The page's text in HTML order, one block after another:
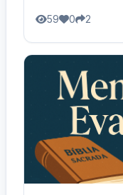
59 0 2